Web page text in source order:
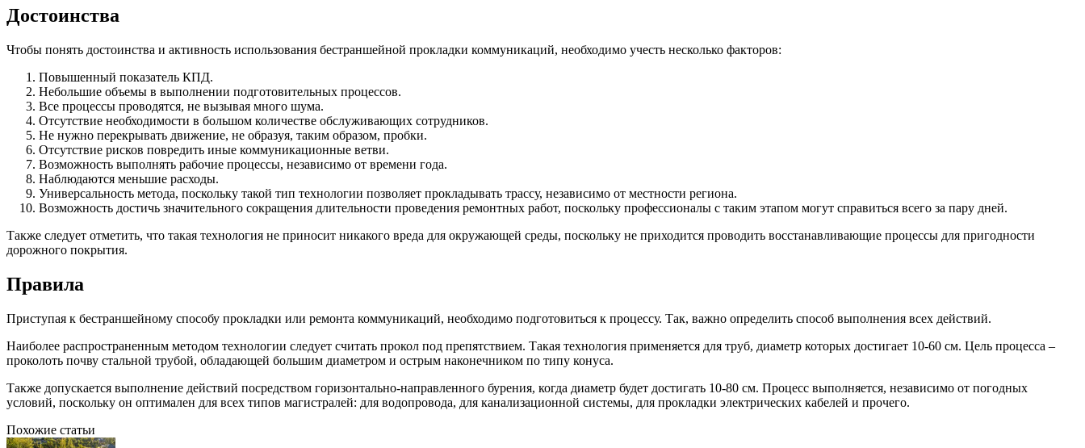
Достоинства
Чтобы понять достоинства и активность использования бестраншейной прокладки коммуникаций, необходимо учесть несколько факторов:
Повышенный показатель КПД.
Небольшие объемы в выполнении подготовительных процессов.
Все процессы проводятся, не вызывая много шума.
Отсутствие необходимости в большом количестве обслуживающих сотрудников.
Не нужно перекрывать движение, не образуя, таким образом, пробки.
Отсутствие рисков повредить иные коммуникационные ветви.
Возможность выполнять рабочие процессы, независимо от времени года.
Наблюдаются меньшие расходы.
Универсальность метода, поскольку такой тип технологии позволяет прокладывать трассу, независимо от местности региона.
Возможность достичь значительного сокращения длительности проведения ремонтных работ, поскольку профессионалы с таким этапом могут справиться всего за пару дней.
Также следует отметить, что такая технология не приносит никакого вреда для окружающей среды, поскольку не приходится проводить восстанавливающие процессы для пригодности
дорожного покрытия.
Правила
Приступая к бестраншейному способу прокладки или ремонта коммуникаций, необходимо подготовиться к процессу. Так, важно определить способ выполнения всех действий.
Наиболее распространенным методом технологии следует считать прокол под препятствием. Такая технология применяется для труб, диаметр которых достигает 10-60 см. Цель процесса –
проколоть почву стальной трубой, обладающей большим диаметром и острым наконечником по типу конуса.
Также допускается выполнение действий посредством горизонтально-направленного бурения, когда диаметр будет достигать 10-80 см. Процесс выполняется, независимо от погодных
условий, поскольку он оптимален для всех типов магистралей: для водопровода, для канализационной системы, для прокладки электрических кабелей и прочего.
Похожие статьи